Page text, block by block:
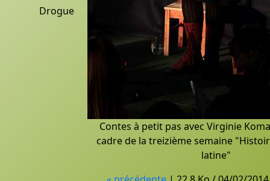
Drogue
Contes à petit pas avec Virginie
cadre de la treizième semaine
latine"